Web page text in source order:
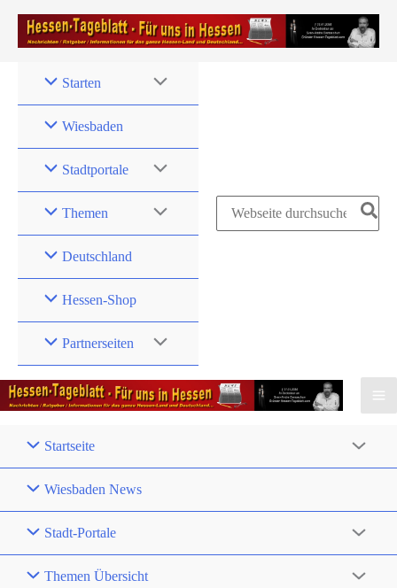
Zum
Inhalt
Starten
Wiesbaden
Stadtportale
Themen
Deutschland
Hessen-Shop
Partnerseiten
Search
Startseite
Wiesbaden News
Stadt-Portale
Themen Übersicht